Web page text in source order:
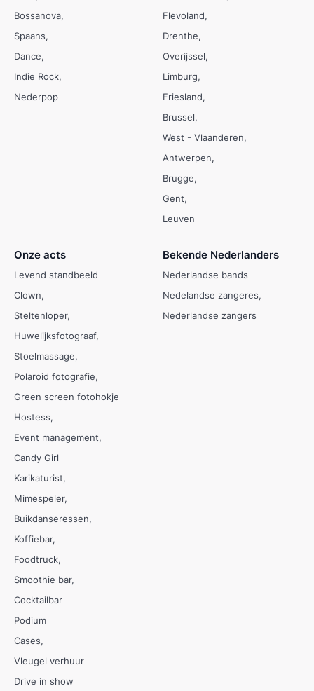
Bossanova
Spaans
Dance
Indie Rock
Nederpop
Flevoland
Drenthe
Overijssel
Limburg
Friesland
Brussel
West - Vlaanderen
Antwerpen
Brugge
Gent
Leuven
Onze acts
Levend standbeeld
Clown
Steltenloper
Huwelijksfotograaf
Stoelmassage
Polaroid fotografie
Green screen fotohokje
Hostess
Event management
Candy Girl
Karikaturist
Mimespeler
Buikdanseressen
Koffiebar
Foodtruck
Smoothie bar
Cocktailbar
Podium
Cases
Vleugel verhuur
Drive in show
Bekende Nederlanders
Nederlandse bands
Nedelandse zangeres
Nederlandse zangers